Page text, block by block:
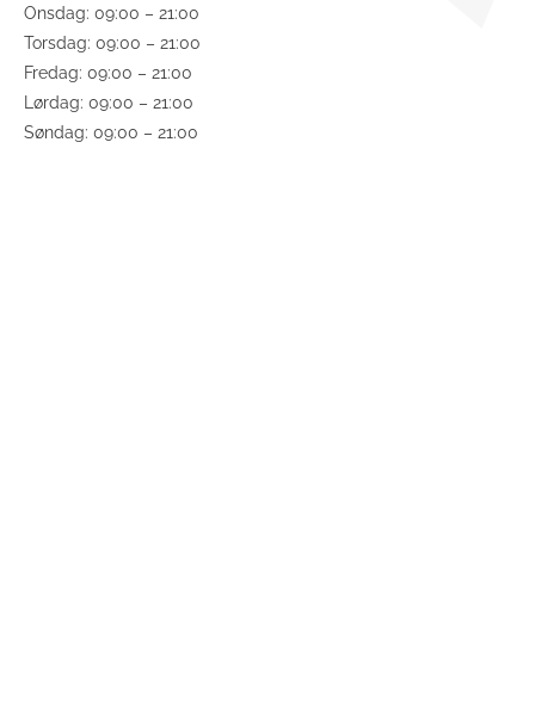
Onsdag: 09:00 – 21:00
Torsdag: 09:00 – 21:00
Fredag: 09:00 – 21:00
Lørdag: 09:00 – 21:00
Søndag: 09:00 – 21:00